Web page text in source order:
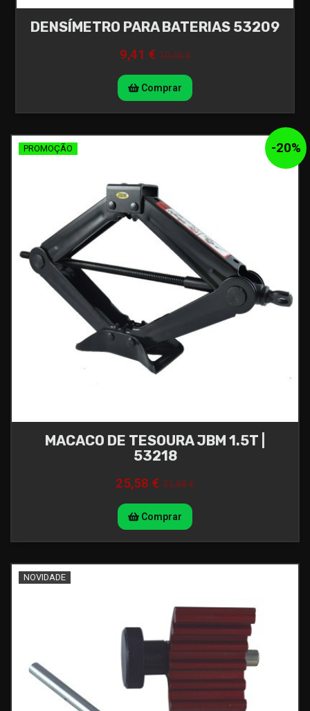
DENSÍMETRO PARA BATERIAS 53209
9,41 €10,46 €
Comprar
-20%
PROMOÇÃO
MACACO DE TESOURA JBM 1.5T |
53218
25,58 € 31,98 €
Comprar
NOVIDADE